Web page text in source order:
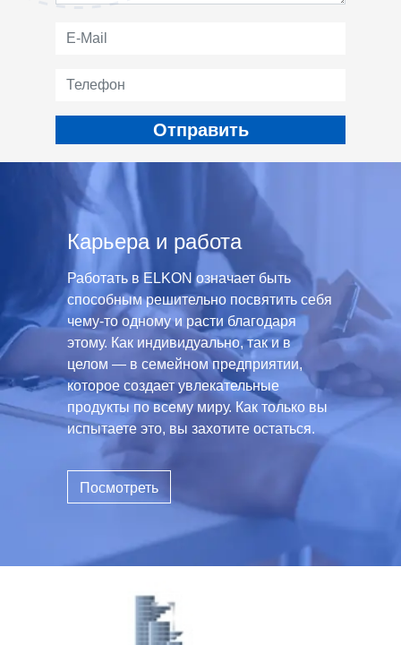
Карьера и работа
Работать в ELKON означает быть
способным решительно посвятить себя
чему-то одному и расти благодаря
этому. Как индивидуально, так и в
целом — в семейном предприятии,
которое создает увлекательные
продукты по всему миру. Как только вы
испытаете это, вы захотите остаться.
Посмотреть